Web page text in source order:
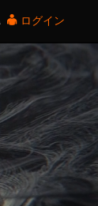
ログイン